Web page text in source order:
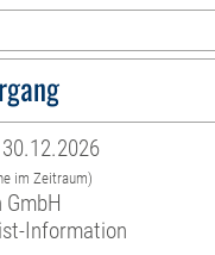
im Zeitraum)
Information